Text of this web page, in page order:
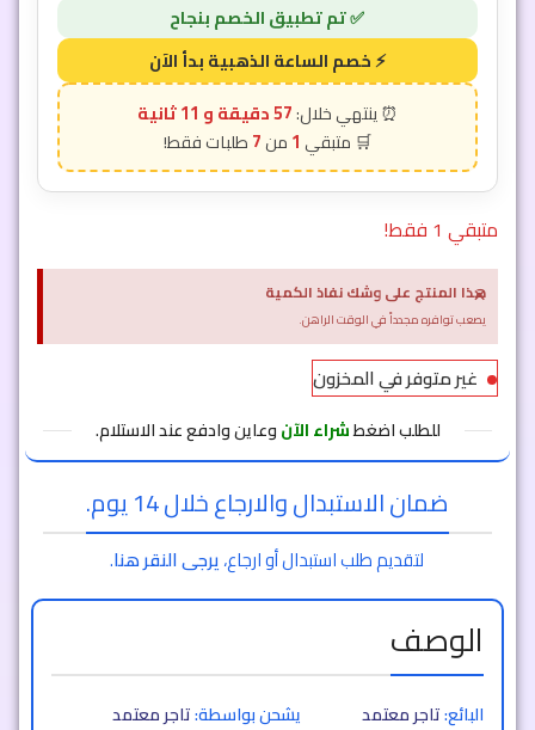
57 دقيقة و 9 ثانية
1
7
متبقي 1 فقط!
هذا المنتج على وشك نفاذ الكمية
يصعب توافره مجدداً في الوقت الراهن.
×
غير متوفر في المخزون
للطلب اضغطشراء الآنوعاين وادفع عند الاستلام.
ضمان الاستبدال والارجاع خلال 14 يوم.
لتقديم طلب استبدال أو ارجاع،يرجى النقر هنا.
الوصف
البائع:تاجر معتمد يشحن بواسطة:تاجر معتمد